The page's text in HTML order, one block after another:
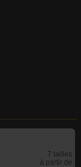
7 tailles
à partir de